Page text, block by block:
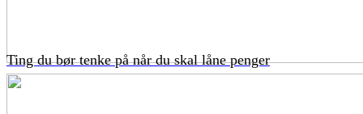
Ting du bør tenke på når du skal låne penger